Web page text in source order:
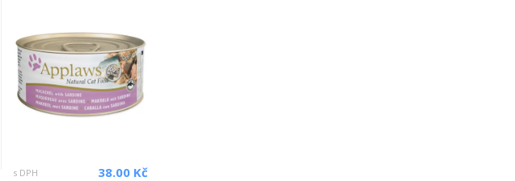
s DPH 38.00 Kč